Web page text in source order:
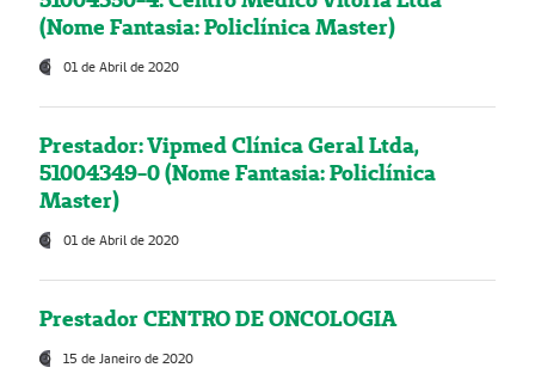
(Nome Fantasia: Policlínica Master)
01 de Abril de 2020
Prestador: Vipmed Clínica Geral Ltda,
51004349-0 (Nome Fantasia: Policlínica
Master)
01 de Abril de 2020
Prestador CENTRO DE ONCOLOGIA
15 de Janeiro de 2020